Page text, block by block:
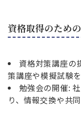
資格取得のため
資格対策講座の
策講座や模擬試験を
勉強会の開催:
り、情報交換や共